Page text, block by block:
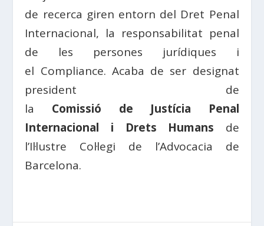
de recerca giren entorn del Dret Penal
Internacional, la responsabilitat penal
de les persones jurídiques i
el Compliance. Acaba de ser designat
president de
la Comissió de Justícia Penal
Internacional i Drets Humans de
l’Il·lustre Col·legi de l’Advocacia de
Barcelona.